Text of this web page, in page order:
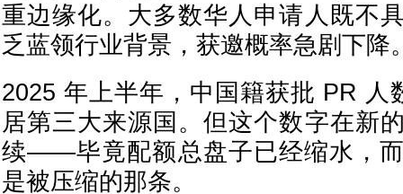
重边缘化。大多数华人申请人既不
乏蓝领行业背景，获邀概率急剧下降
2025 年上半年，中国籍获批 PR 人
居第三大来源国。但这个数字在新
续——毕竟配额总盘子已经缩水，
是被压缩的那条。